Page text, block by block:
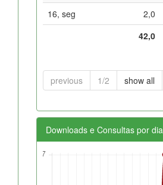
16, seg
2,0
42,0
previous 1/2 show all
Downloads e Consultas por dia